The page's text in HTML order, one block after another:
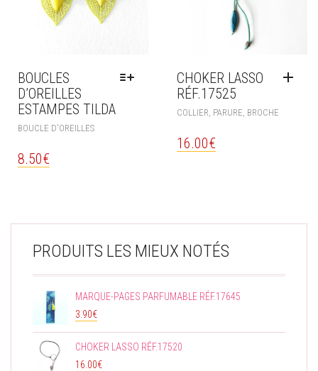
BOUCLES
D’OREILLES
ESTAMPES TILDA
BOUCLE D'OREILLESCE
PEUVENT
CHOISIES
PAGE
DU
PRODUIT
8.50€
CHOKER LASSO
RÉF.17525
COLLIER, PARURE, BROCHE
16.00€
PRODUITS LES MIEUX NOTÉS
MARQUE-PAGES PARFUMABLE RÉF.17645
3.90€
CHOKER LASSO RÉF.17520
16.00€